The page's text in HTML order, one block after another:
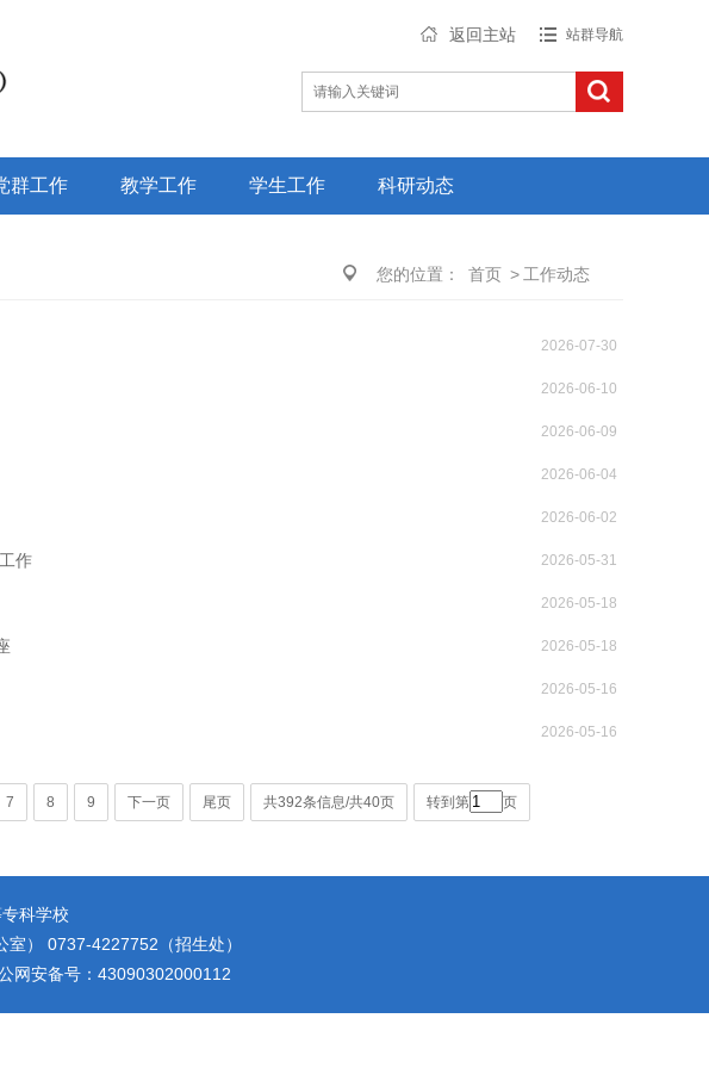
返回主站 站群导航
群工作 教学工作 学生工作 科研动态
您的位置： 首页 > 工作动态
2026-07-30
2026-06-10
2026-06-09
2026-06-04
2026-06-02
2026-05-31
作
2026-05-18
2026-05-18
2026-05-16
2026-05-16
7 8 9 下一页 尾页 共392条信息/共40页 转到第 页
科学校
） 0737-4227752（招生处）
网安备号：43090302000112